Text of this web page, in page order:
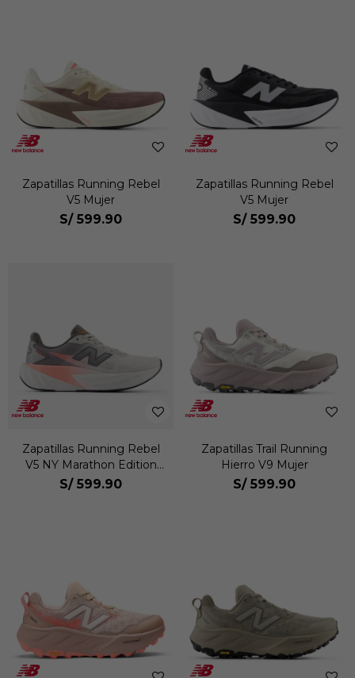
Zapatillas Running Rebel
V5 Mujer
S/ 599.90
Zapatillas Running Rebel
V5 Mujer
S/ 599.90
Zapatillas Running Rebel
V5 NY Marathon Edition
Mujer
S/ 599.90
Zapatillas Trail Running
Hierro V9 Mujer
S/ 599.90